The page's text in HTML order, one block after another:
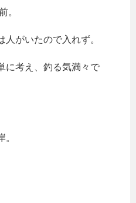
。
人がいたので入れず。
に考え、釣る気満々で